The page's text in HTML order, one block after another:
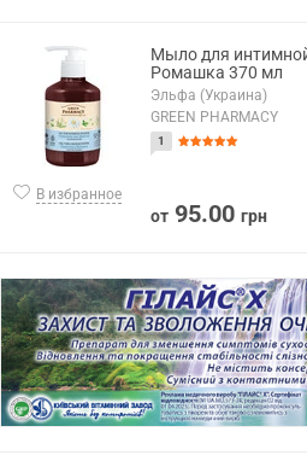
В избранное
Мыло для
Ромашка 370 мл
Эльфа (Украина)
GREEN PHARMACY
1
от 95.00 грн